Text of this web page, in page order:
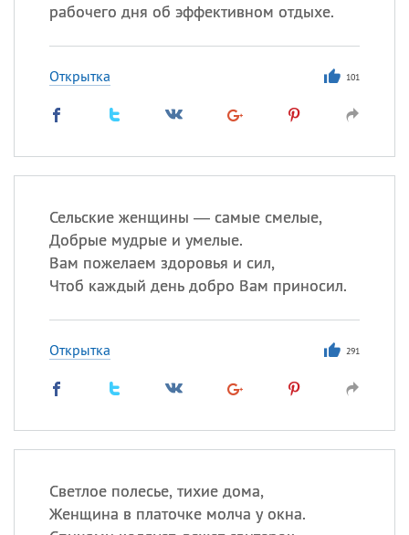
рабочего дня об эффективном отдыхе.
Открытка 101
Сельские женщины — самые смелые,
Добрые мудрые и умелые.
Вам пожелаем здоровья и сил,
Чтоб каждый день добро Вам приносил.
Открытка 291
Светлое полесье, тихие дома,
Женщина в платочке молча у окна.